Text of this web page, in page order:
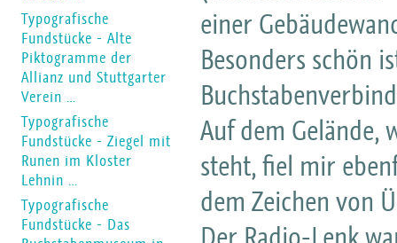
einer
Besonders schön
Auf dem Gelände,
steht, fiel mir
dem Zeichen von
Typografische
Fundstücke - Alte
Piktogramme der
Allianz und Stuttgarter
Verein …
Typografische
Fundstücke - Ziegel mit
Runen im Kloster
Lehnin …
Typografische
Fundstücke - Das